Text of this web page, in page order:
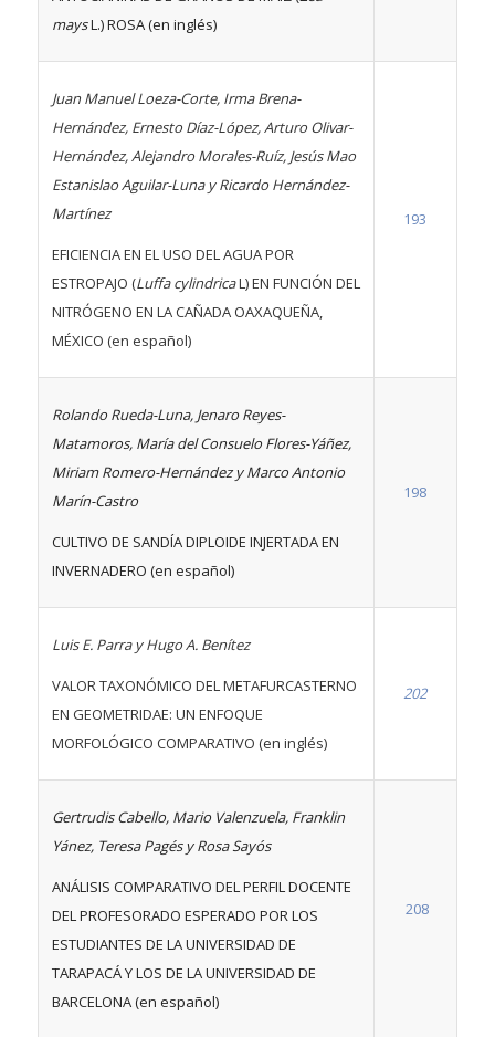
maysL.) ROSA (en inglés)
Juan Manuel Loeza-Corte, Irma Brena-
Hernández, Ernesto Díaz-López, Arturo Olivar-
Hernández, Alejandro Morales-Ruíz, Jesús Mao
Estanislao Aguilar-Luna y Ricardo Hernández-
Martínez
EFICIENCIA EN EL USO DEL AGUA POR
ESTROPAJO (Luffa cylindricaL) EN FUNCIÓN DEL
NITRÓGENO EN LA CAÑADA OAXAQUEÑA,
MÉXICO (en español)
193
Rolando Rueda-Luna, Jenaro Reyes-
Matamoros, María del Consuelo Flores-Yáñez,
Miriam Romero-Hernández y Marco Antonio
Marín-Castro
CULTIVO DE SANDÍA DIPLOIDE INJERTADA EN
INVERNADERO (en español)
198
Luis E. Parra y Hugo A. Benítez
VALOR TAXONÓMICO DEL METAFURCASTERNO
EN GEOMETRIDAE: UN ENFOQUE
MORFOLÓGICO COMPARATIVO (en inglés)
202
Gertrudis Cabello, Mario Valenzuela, Franklin
Yánez, Teresa Pagés y Rosa Sayós
ANÁLISIS COMPARATIVO DEL PERFIL DOCENTE
DEL PROFESORADO ESPERADO POR LOS
ESTUDIANTES DE LA UNIVERSIDAD DE
TARAPACÁ Y LOS DE LA UNIVERSIDAD DE
BARCELONA (en español)
208